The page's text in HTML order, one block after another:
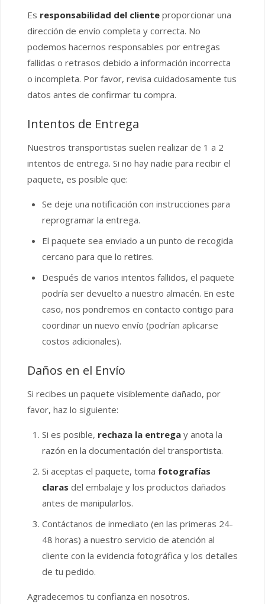
Es responsabilidad del cliente proporcionar una
dirección de envío completa y correcta. No
podemos hacernos responsables por entregas
fallidas o retrasos debido a información incorrecta
o incompleta. Por favor, revisa cuidadosamente tus
datos antes de confirmar tu compra.
Intentos de Entrega
Nuestros transportistas suelen realizar de 1 a 2
intentos de entrega. Si no hay nadie para recibir el
paquete, es posible que:
Se deje una notificación con instrucciones para
reprogramar la entrega.
El paquete sea enviado a un punto de recogida
cercano para que lo retires.
Después de varios intentos fallidos, el paquete
podría ser devuelto a nuestro almacén. En este
caso, nos pondremos en contacto contigo para
coordinar un nuevo envío (podrían aplicarse
costos adicionales).
Daños en el Envío
Si recibes un paquete visiblemente dañado, por
favor, haz lo siguiente:
Si es posible, rechaza la entrega y anota la
razón en la documentación del transportista.
Si aceptas el paquete, toma fotografías
claras del embalaje y los productos dañados
antes de manipularlos.
Contáctanos de inmediato (en las primeras 24-
48 horas) a nuestro servicio de atención al
cliente con la evidencia fotográfica y los detalles
de tu pedido.
Agradecemos tu confianza en nosotros.